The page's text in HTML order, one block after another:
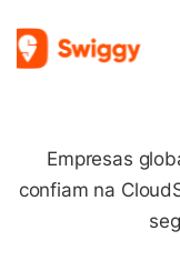
Empresas
confiam na